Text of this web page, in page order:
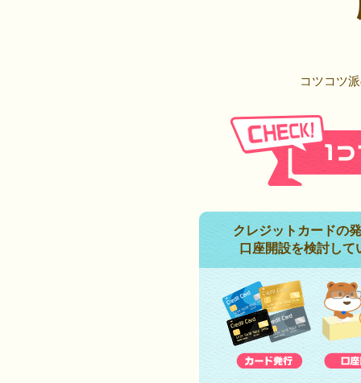
コツコツ
クレジットカードの
口座開設を検討して